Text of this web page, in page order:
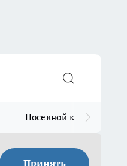
Посевной календарь
Принять